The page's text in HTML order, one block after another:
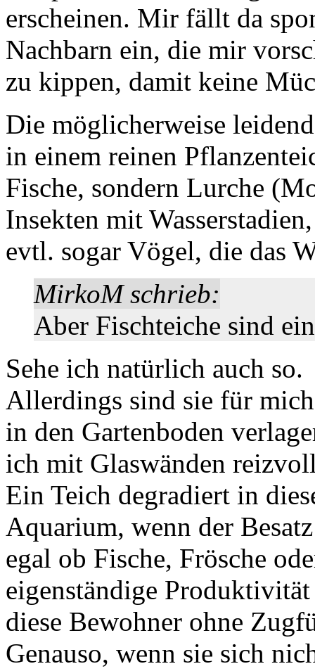
erscheinen. Mir fällt da
Nachbarn ein, die mir
zu kippen, damit keine
Die möglicherweise
in einem reinen
Fische, sondern Lurche
Insekten mit
evtl. sogar Vögel, die das
MirkoM schrieb:
Aber Fischteiche sind
Sehe ich natürlich auch so.
Allerdings sind sie für
in den Gartenboden
ich mit Glaswänden
Ein Teich degradiert in
Aquarium, wenn der
egal ob Fische, Frösche
eigenständige Produktivität
diese Bewohner ohne
Genauso, wenn sie sich